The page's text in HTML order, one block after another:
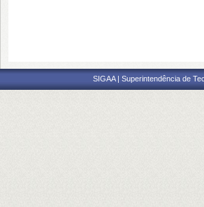
SIGAA | Superintendência de